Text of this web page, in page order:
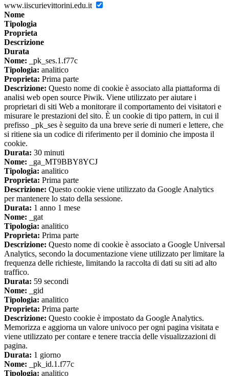
www.iiscurievittorini.edu.it
Nome
Tipologia
Proprieta
Descrizione
Durata
Nome: _pk_ses.1.f77c
Tipologia: analitico
Proprieta: Prima parte
Descrizione: Questo nome di cookie è associato alla piattaforma di
analisi web open source Piwik. Viene utilizzato per aiutare i
proprietari di siti Web a monitorare il comportamento dei visitatori e
misurare le prestazioni del sito. È un cookie di tipo pattern, in cui il
prefisso _pk_ses è seguito da una breve serie di numeri e lettere, che
si ritiene sia un codice di riferimento per il dominio che imposta il
cookie.
Durata: 30 minuti
Nome: _ga_MT9BBY8YCJ
Tipologia: analitico
Proprieta: Prima parte
Descrizione: Questo cookie viene utilizzato da Google Analytics
per mantenere lo stato della sessione.
Durata: 1 anno 1 mese
Nome: _gat
Tipologia: analitico
Proprieta: Prima parte
Descrizione: Questo nome di cookie è associato a Google Universal
Analytics, secondo la documentazione viene utilizzato per limitare la
frequenza delle richieste, limitando la raccolta di dati su siti ad alto
traffico.
Durata: 59 secondi
Nome: _gid
Tipologia: analitico
Proprieta: Prima parte
Descrizione: Questo cookie è impostato da Google Analytics.
Memorizza e aggiorna un valore univoco per ogni pagina visitata e
viene utilizzato per contare e tenere traccia delle visualizzazioni di
pagina.
Durata: 1 giorno
Nome: _pk_id.1.f77c
Tipologia: analitico